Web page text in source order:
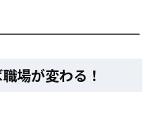
場が変わる！